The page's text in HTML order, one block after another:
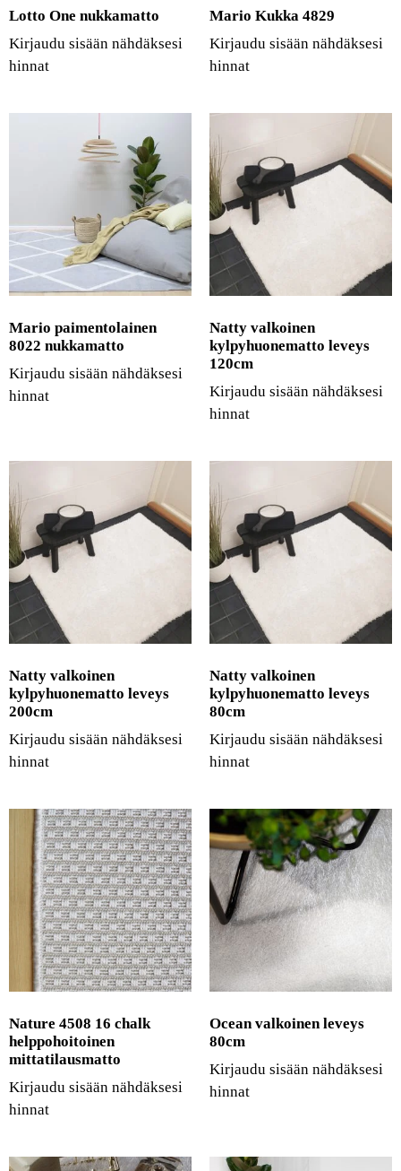
Lotto One nukkamatto
Kirjaudu sisään nähdäksesi
hinnat
Mario Kukka 4829
Kirjaudu sisään nähdäksesi
hinnat
Mario paimentolainen
8022 nukkamatto
Kirjaudu sisään nähdäksesi
hinnat
Natty valkoinen
kylpyhuonematto leveys
120cm
Kirjaudu sisään nähdäksesi
hinnat
Natty valkoinen
kylpyhuonematto leveys
200cm
Kirjaudu sisään nähdäksesi
hinnat
Natty valkoinen
kylpyhuonematto leveys
80cm
Kirjaudu sisään nähdäksesi
hinnat
Nature 4508 16 chalk
helppohoitoinen
mittatilausmatto
Kirjaudu sisään nähdäksesi
hinnat
Ocean valkoinen leveys
80cm
Kirjaudu sisään nähdäksesi
hinnat